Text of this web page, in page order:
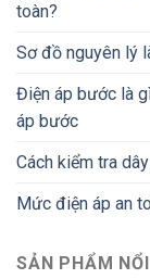
toàn?
Sơ đồ nguyên lý
Điện áp bước là
áp bước
Cách kiểm tra
Mức điện áp an
SẢN PHẨM